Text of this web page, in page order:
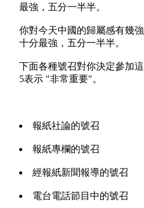
最強，五分一半半。
你對今天中國的歸屬感有幾
十分最強，五分一半半。
下面各種號召對你決定參加
5表示 "非常重要"。
報紙社論的號召
報紙專欄的號召
經報紙新聞報導的號召
電台電話節目中的號召